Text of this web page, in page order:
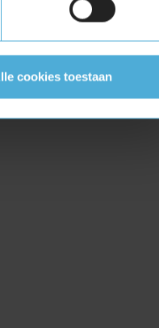
cookies toestaan